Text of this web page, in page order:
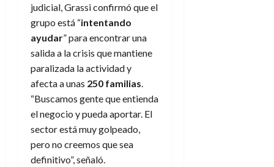
judicial, Grassi confirmó que el
grupo está “intentando
ayudar” para encontrar una
salida a la crisis que mantiene
paralizada la actividad y
afecta a unas 250 familias
“Buscamos gente que entienda
el negocio y pueda aportar. El
sector está muy golpeado,
pero no creemos que sea
definitivo”, señaló.